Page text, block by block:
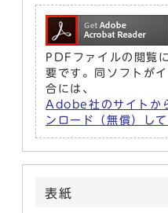
PDFファイルの閲
要です。同ソフトが
合には、
Adobe社のサイト
ンロード（無償）して
表紙